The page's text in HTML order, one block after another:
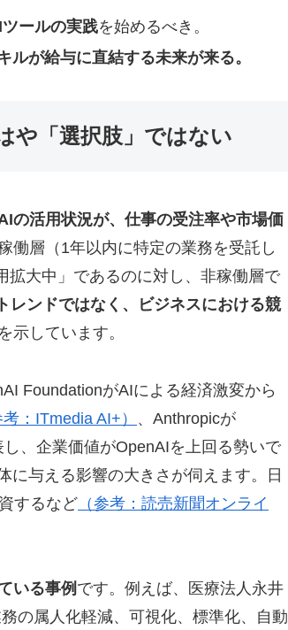
ールの実践を始めるべき。
ルが給与に直結する未来が来る。
や「選択肢」ではない
の活用状況が、仕事の受注率や市場価
働層（1年以内に特定の業務を受託し
拡大中」であるのに対し、非稼働層で
レンドではなく、ビジネスにおける競
示しています。
FoundationがAIによる経済激変から
考：ITmedia AI+） 、Anthropicが
、企業価値がOpenAIを上回る勢いで
に与える影響の大きさが伺えます。日
するなど （参考：読売新聞オンライ
いる事例です。例えば、医療法人永井
の属人化軽減、可視化、標準化、自動